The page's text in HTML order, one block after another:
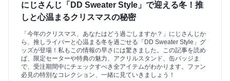
にじさんじ「DD Sweater Style」で迎える冬！推
しと心温まるクリスマスの秘密
「今年のクリスマス、あなたはどう過ごしますか？」にじさんじか
ら、推しライバーと心温まる冬を過ごせる「DD Sweater Style」グ
ッズが登場！私もこの情報の早さには驚きました。この記事を読め
ば、限定セーターや特典の魅力、アクリルスタンド、缶バッジま
で、受注期間中にチェックすべき全アイテムがわかります。ファン
必見の特別なコレクション、一緒に見ていきましょう！